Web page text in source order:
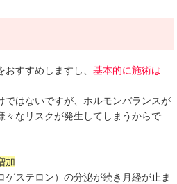
すすめしますし、 基本的に施術は
ではないですが、ホルモンバランスが
々なリスクが発生してしまうからで
加
ステロン）の分泌が続き月経が止ま